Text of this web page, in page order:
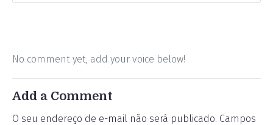
No comment yet, add your voice below!
Add a Comment
O seu endereço de e-mail não será publicado. Campos